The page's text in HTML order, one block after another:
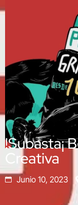
!Subasta¡
Creativa
Junio 10, 2023